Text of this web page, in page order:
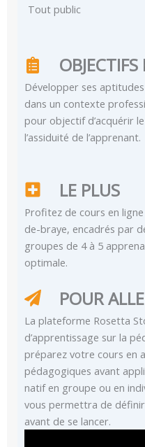
Tout public
Développer ses
dans un contexte
pour objectif d’acquérir
l’assiduité de l’apprenant.
LE PLUS
Profitez de cours en
de-braye, encadrés par
groupes de 4 à 5
optimale.
POUR
La plateforme Rosetta
d’apprentissage sur la
préparez votre cours en
pédagogiques avant
natif en groupe ou en
vous permettra de
avant de se lancer.